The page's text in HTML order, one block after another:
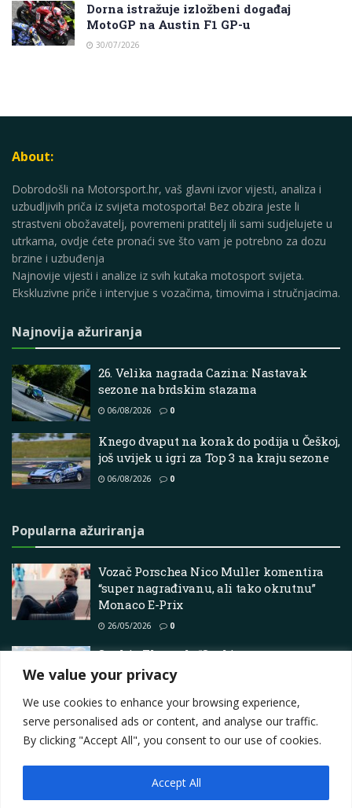
We value your privacy
We use cookies to enhance your browsing experience,
serve personalised ads or content, and analyse our traffic.
By clicking "Accept All", you consent to our use of cookies.
Accept All
Dorna istražuje izložbeni događaj
MotoGP na Austin F1 GP-u
30/07/2026
About:
Dobrodošli na Motorsport.hr, vaš glavni izvor vijesti, analiza i
uzbudljivih priča iz svijeta motosporta! Bez obzira jeste li
strastveni obožavatelj, povremeni pratitelj ili sami sudjelujete u
utrkama, ovdje ćete pronaći sve što vam je potrebno za dozu
brzine i uzbuđenja
Najnovije vijesti i analize iz svih kutaka motosport svijeta.
Ekskluzivne priče i intervjue s vozačima, timovima i stručnjacima.
Najnovija ažuriranja
26. Velika nagrada Cazina: Nastavak
sezone na brdskim stazama
06/08/2026 0
Knego dvaput na korak do podija u Češkoj,
još uvijek u igri za Top 3 na kraju sezone
06/08/2026 0
Popularna ažuriranja
Vozač Porschea Nico Muller komentira
“super nagrađivanu, ali tako okrutnu”
Monaco E-Prix
26/05/2026 0
Sophia Floersch: “Svakim testom morate
dokazati svoju vrijednost.”
Contact